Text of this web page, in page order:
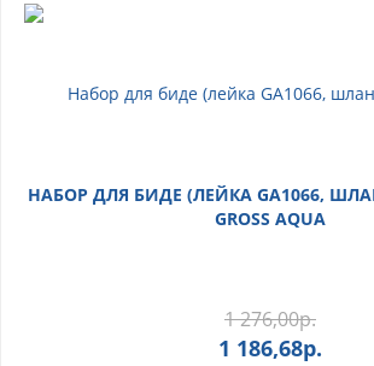
НАБОР ДЛЯ БИДЕ (ЛЕЙКА GA1066,
GROSS AQUA
1 276,00р.
1 186,68р.